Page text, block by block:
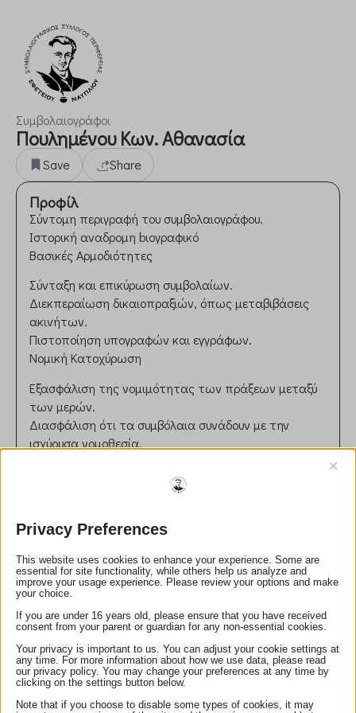
Συμβολαιογράφοι
Πουλημένου Κων. Αθανασία
Save Share
Προφίλ
Σύντομη περιγραφή του συμβολαιογράφου.
Ιστορική αναδρομη bιογραφικό
Βασικές Αρμοδιότητες
Σύνταξη και επικύρωση συμβολαίων.
Διεκπεραίωση δικαιοπραξιών, όπως μεταβιβάσεις
ακινήτων.
Πιστοποίηση υπογραφών και εγγράφων.
Νομική Κατοχύρωση
Εξασφάλιση της νομιμότητας των πράξεων μεταξύ
των μερών.
Διασφάλιση ότι τα συμβόλαια συνάδουν με την
ισχύουσα νομοθεσία.
Συμβολή στην πρόληψη νομικών διαφορών μέσω
Παροχή ανεξάρτητης και αντικειμενικής συμβουλής
Ηθικές και Επαγγελματικές Αρχές
Τήρηση απορρήτου και εχεμύθειας.
Αμεροληψία και ευθυκρισία στη διεκπεραίωση των
καθηκόντων.
Αριθμός Μητρώου:323
email:nasiapoulimenou@hotmail.com
τηλέφωνο:
2755023333
Privacy Preferences
×
This website uses cookies to enhance your experience. Some are
essential for site functionality, while others help us analyze and
improve your usage experience. Please review your options and make
your choice.
If you are under 16 years old, please ensure that you have received
consent from your parent or guardian for any non-essential cookies.
Your privacy is important to us. You can adjust your cookie settings at
any time. For more information about how we use data, please read
our privacy policy. You may change your preferences at any time by
clicking on the settings button below.
Note that if you choose to disable some types of cookies, it may